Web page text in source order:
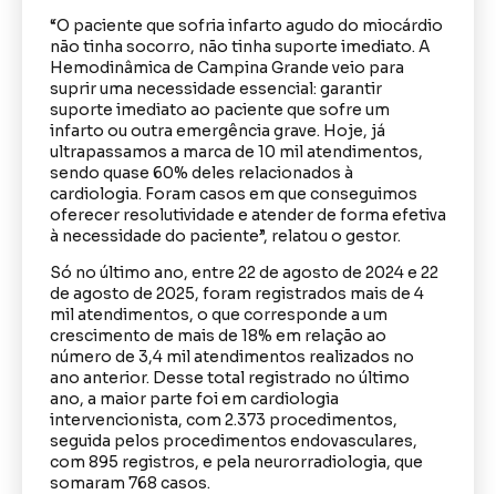
“O paciente que sofria infarto agudo do miocárdio
não tinha socorro, não tinha suporte imediato. A
Hemodinâmica de Campina Grande veio para
suprir uma necessidade essencial: garantir
suporte imediato ao paciente que sofre um
infarto ou outra emergência grave. Hoje, já
ultrapassamos a marca de 10 mil atendimentos,
sendo quase 60% deles relacionados à
cardiologia. Foram casos em que conseguimos
oferecer resolutividade e atender de forma efetiva
à necessidade do paciente”, relatou o gestor.
Só no último ano, entre 22 de agosto de 2024 e 22
de agosto de 2025, foram registrados mais de 4
mil atendimentos, o que corresponde a um
crescimento de mais de 18% em relação ao
número de 3,4 mil atendimentos realizados no
ano anterior. Desse total registrado no último
ano, a maior parte foi em cardiologia
intervencionista, com 2.373 procedimentos,
seguida pelos procedimentos endovasculares,
com 895 registros, e pela neurorradiologia, que
somaram 768 casos.